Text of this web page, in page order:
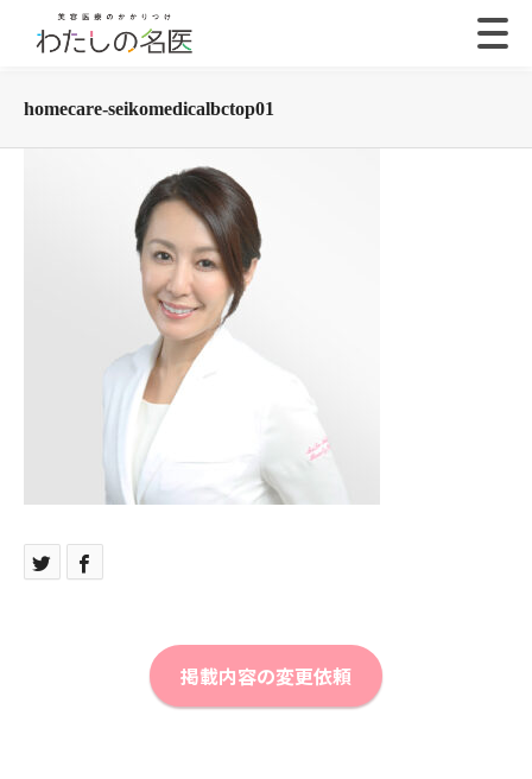
homecare-seikomedicalbctop01
掲載内容の変更依頼